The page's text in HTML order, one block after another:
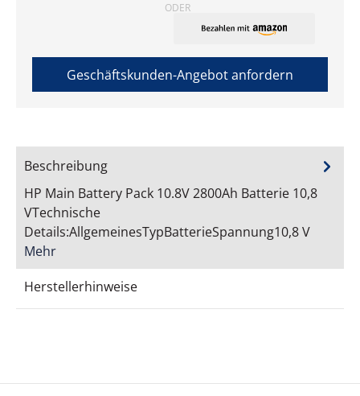
ODER
Geschäftskunden-Angebot anfordern
Beschreibung
HP Main Battery Pack 10.8V 2800Ah Batterie 10,8
VTechnische
Details:AllgemeinesTypBatterieSpannung10,8 V
Mehr
Herstellerhinweise